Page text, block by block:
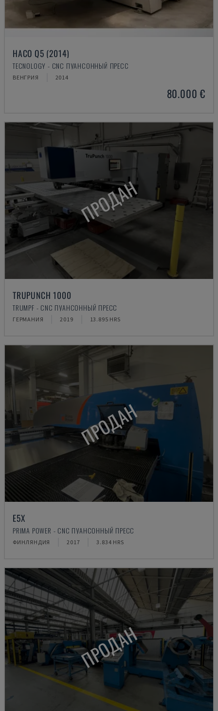
HACO Q5 (2014)
TECNOLOGY - CNC ПУАНСОННЫЙ ПРЕСС
ВЕНГРИЯ 2014
80.000 €
ПРОДАН
TRUPUNCH 1000
TRUMPF - CNC ПУАНСОННЫЙ ПРЕСС
ГЕРМАНИЯ 2019 13.895 HRS
ПРОДАН
E5X
PRIMA POWER - CNC ПУАНСОННЫЙ ПРЕСС
ФИНЛЯНДИЯ 2017 3.834 HRS
ПРОДАН